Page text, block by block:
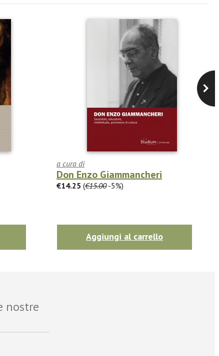
a cura di
Don Enzo Giammancheri
€14.25 (€15.00-5%)
Aggiungi al carrello
nostre